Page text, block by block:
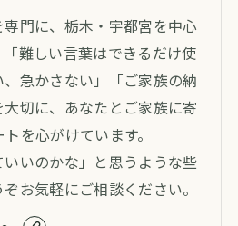
門に、栃木・宇都宮を中心
難しい言葉はできるだけ使
急かさない」「ご家族の納
切に、あなたとご家族に寄
を心がけています。
いいのかな」と思うような些
お気軽にご相談ください。